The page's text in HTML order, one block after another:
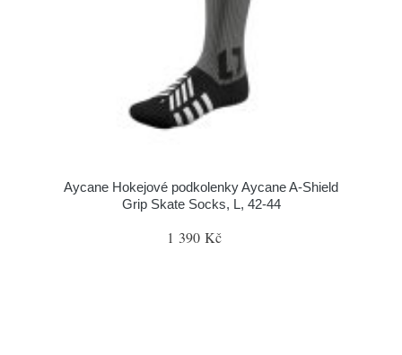
Aycane Hokejové podkolenky Aycane A-Shield
Grip Skate Socks, L, 42-44
1 390 Kč